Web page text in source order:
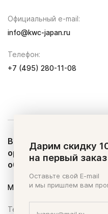
Официальный e-mail:
info@kwc-japan.ru
Телефон:
+7 (495) 280-11-08
В случае
органов
обращаться:
Мальцев Андрей
Телефон:
Дарим скидку
на первый заказ
Оставьте свой E-mail
и мы пришлем вам